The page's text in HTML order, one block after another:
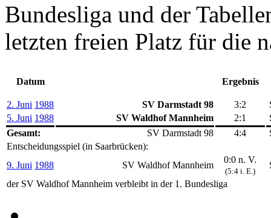
Bundesliga und der
letzten freien Platz für die
Datum Ergebnis
2. Juni 1988 SV Darmstadt 98 3:2
5. Juni 1988 SV Waldhof Mannheim 2:1
Gesamt:
SV Darmstadt 98 4:4
Entscheidungsspiel (in Saarbrücken):
9. Juni 1988 SV Waldhof Mannheim
0:0 n. V.
(5:4 i. E.)
der SV Waldhof Mannheim verbleibt in der 1. Bundesliga